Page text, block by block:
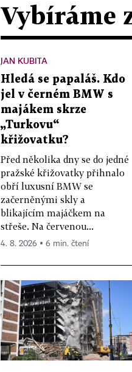
Vybíráme
JAN KUBITA
Hledá se papaláš. Kdo
jel v černém BMW s
majákem skrze
„Turkovu“
křižovatku?
Před několika dny se do jedné
pražské křižovatky přihnalo
obří luxusní BMW se
začerněnými skly a
blikajícím majáčkem na
střeše. Na červenou...
4. 8. 2026 ▪ 6 min. čtení